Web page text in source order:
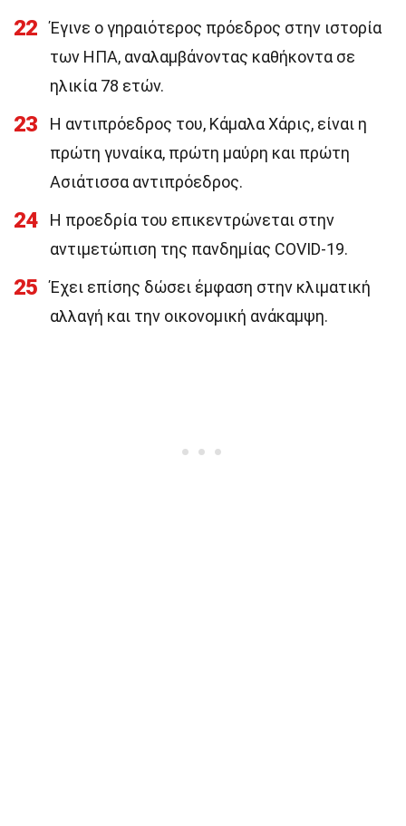
22
Έγινε ο γηραιότερος πρόεδρος στην ιστορία
των ΗΠΑ, αναλαμβάνοντας καθήκοντα σε
ηλικία 78 ετών.
23
Η αντιπρόεδρος του, Κάμαλα Χάρις, είναι η
πρώτη γυναίκα, πρώτη μαύρη και πρώτη
Ασιάτισσα αντιπρόεδρος.
24
Η προεδρία του επικεντρώνεται στην
αντιμετώπιση της πανδημίας COVID-19.
25
Έχει επίσης δώσει έμφαση στην κλιματική
αλλαγή και την οικονομική ανάκαμψη.